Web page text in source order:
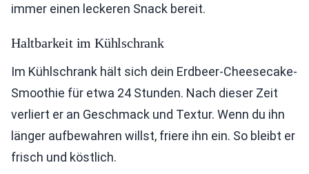
immer einen leckeren Snack bereit.
Haltbarkeit im Kühlschrank
Im Kühlschrank hält sich dein Erdbeer-Cheesecake-
Smoothie für etwa 24 Stunden. Nach dieser Zeit
verliert er an Geschmack und Textur. Wenn du ihn
länger aufbewahren willst, friere ihn ein. So bleibt er
frisch und köstlich.